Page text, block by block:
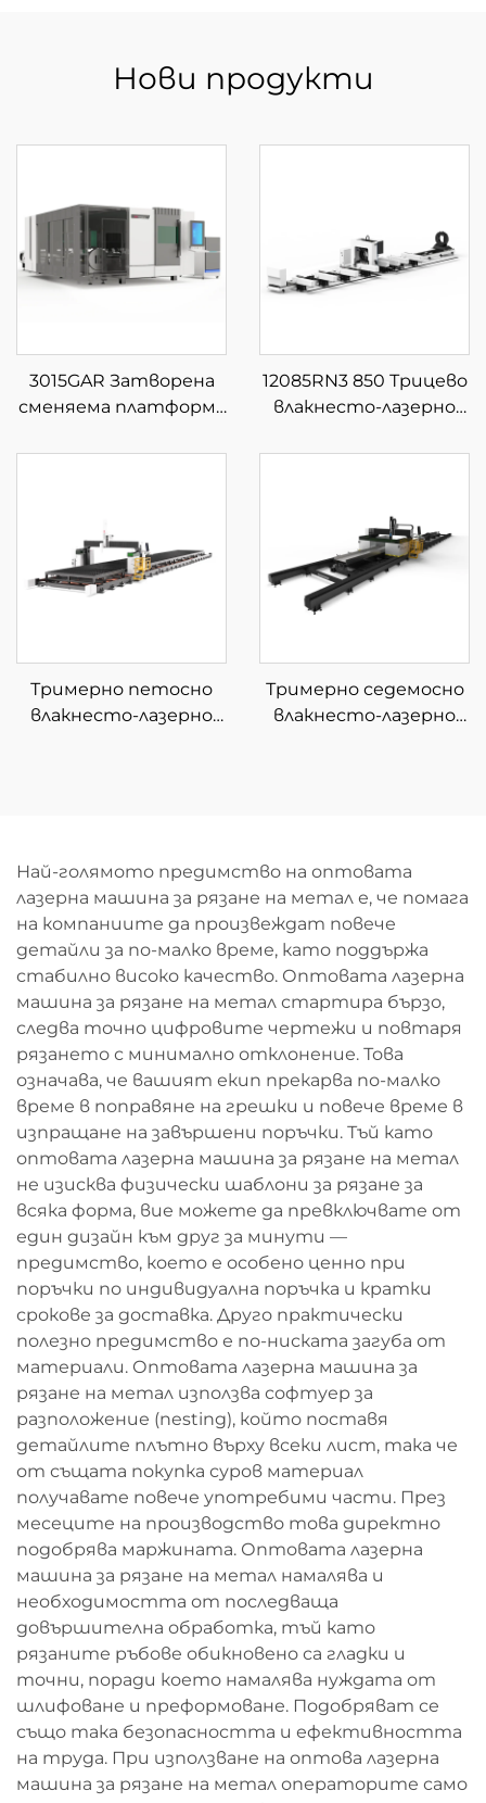
Нови продукти
3015GAR Затворена
сменяема платформа
лазерна рязка на
12085RN3 850 Трицево
влакнесто-лазерно
рязане на тръби
Тримерно петосно
влакнесто-лазерно
Тримерно седемосно
влакнесто-лазерно
Най-голямото предимство на оптовата
лазерна машина за рязане на метал е, че помага
на компаниите да произвеждат повече
детайли за по-малко време, като поддържа
стабилно високо качество. Оптовата лазерна
машина за рязане на метал стартира бързо,
следва точно цифровите чертежи и повтаря
рязането с минимално отклонение. Това
означава, че вашият екип прекарва по-малко
време в поправяне на грешки и повече време в
изпращане на завършени поръчки. Тъй като
оптовата лазерна машина за рязане на метал
не изисква физически шаблони за рязане за
всяка форма, вие можете да превключвате от
един дизайн към друг за минути —
предимство, което е особено ценно при
поръчки по индивидуална поръчка и кратки
срокове за доставка. Друго практически
полезно предимство е по-ниската загуба от
материали. Оптовата лазерна машина за
рязане на метал използва софтуер за
разположение (nesting), който поставя
детайлите плътно върху всеки лист, така че
от същата покупка суров материал
получавате повече употребими части. През
месеците на производство това директно
подобрява маржината. Оптовата лазерна
машина за рязане на метал намалява и
необходимостта от последваща
довършителна обработка, тъй като
рязаните ръбове обикновено са гладки и
точни, поради което намалява нуждата от
шлифоване и преформоване. Подобряват се
също така безопасността и ефективността
на труда. При използване на оптова лазерна
машина за рязане на метал операторите само